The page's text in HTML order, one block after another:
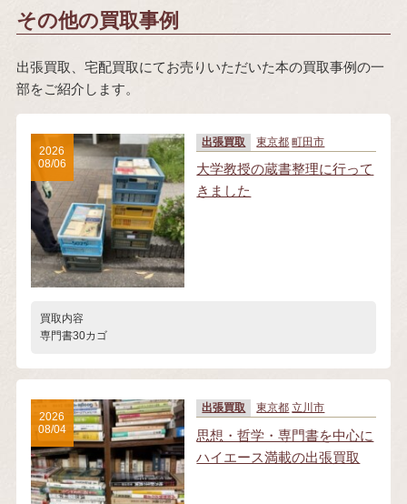
その他の買取事例
出張買取、宅配買取にてお売りいただいた本の買取事例の一
部をご紹介します。
出張買取 東京都 町田市
大学教授の蔵書整理に行って
きました
買取内容
専門書30カゴ
2026
08/06
出張買取 東京都 立川市
思想・哲学・専門書を中心に
ハイエース満載の出張買取
2026
08/04